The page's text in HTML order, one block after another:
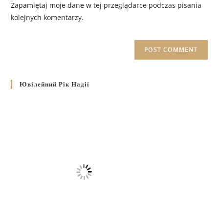
Zapamiętaj moje dane w tej przeglądarce podczas pisania
kolejnych komentarzy.
Ювілейний Рік Надії